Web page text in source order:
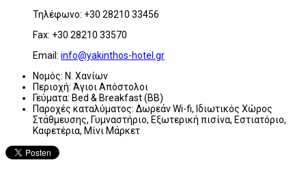
Τηλέφωνο: +30 28210 33456
Fax: +30 28210 33570
Email: info@yakinthos-hotel.gr
Νομός: Ν. Χανίων
Περιοχή: Άγιοι Απόστολοι
Γεύματα: Bed & Breakfast (BB)
Παροχές καταλύματος: Δωρεάν Wi-fi, Ιδιωτικός Χώρος
Στάθμευσης, Γυμναστήριο, Εξωτερική πισίνα, Εστιατόριο,
Καφετέρια, Μίνι Μάρκετ